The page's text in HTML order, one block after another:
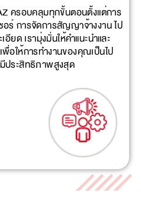
ครอบคลุมทุกขั้นตอนตั้งแต่การ
อร์ การจัดการสัญญาจ้างงาน ไป
ยด เรามุ่งมั่นให้คำแนะนำและ
ให้การทำงานของคุณเป็นไป
ประสิทธิภาพสูงสุด